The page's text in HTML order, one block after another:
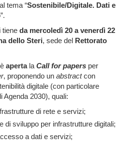
tema “Sostenibile/Digitale. Dati e
”.
tiene da mercoledì 20 a venerdì 22
dello Steri, sede del Rettorato
è apertalaCall for papers per
, proponendo un abstractcon
digitale (con particolare
Agenda 2030), quali:
di rete e servizi;
di sviluppo per infrastrutture digitali;
a dati e servizi;